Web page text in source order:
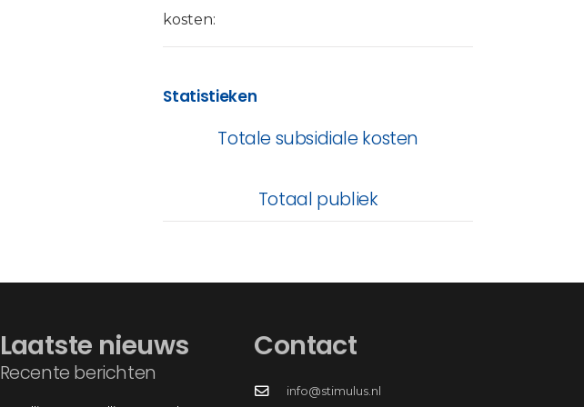
kosten:
Statistieken
Totale subsidiale kosten
Totaal publiek
Laatste nieuws
Recente berichten
Contact
info@stimulus.nl